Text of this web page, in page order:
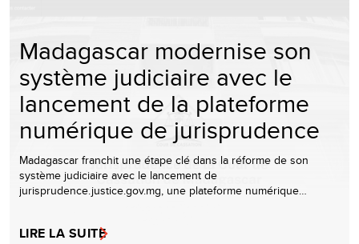
Madagascar modernise son
système judiciaire avec le
lancement de la plateforme
numérique de jurisprudence
Madagascar franchit une étape clé dans la réforme de son
système judiciaire avec le lancement de
jurisprudence.justice.gov.mg, une plateforme numérique…
LIRE LA SUITE